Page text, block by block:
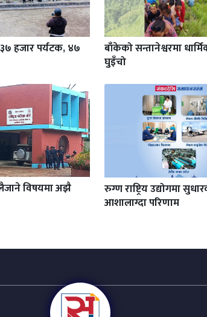
हजार पर्यटक, ४७
बाँकेको सन्तानेश्वरमा
घुइँचो
विषयमा अझै
रुग्ण राष्ट्रिय उद्योगमा
आशालाग्दा परिणाम